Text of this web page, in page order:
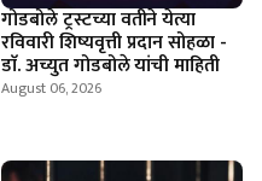
गोडबोले ट्रस्टच्या वतीने येत्या
रविवारी शिष्यवृत्ती प्रदान सोहळा -
डाॅ. अच्युत गोडबोले यांची माहिती
August 06, 2026